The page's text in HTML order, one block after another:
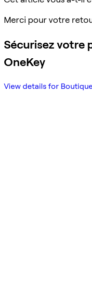
Merci pour votre
Sécurisez votre
OneKey
View details for